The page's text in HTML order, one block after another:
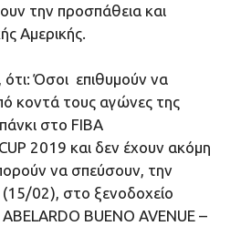
την προσπάθεια και
Αμερικής.
Όσοι επιθυμούν να
κοντά τους αγώνες της
στο FIBA
2019 και δεν έχουν ακόμη
να σπεύσουν, την
02), στο ξενοδοχείο
BUENO AVENUE –